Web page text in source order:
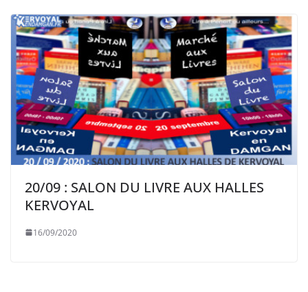
20/09 : SALON DU LIVRE AUX HALLES
KERVOYAL
16/09/2020